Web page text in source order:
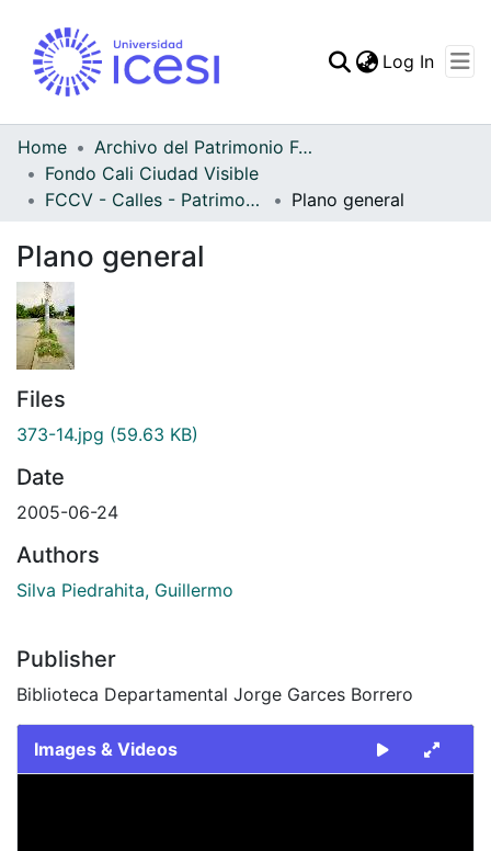
Log In
Home
Archivo del Patrimonio Fotográfico y Fílmico del Valle del Cauca
Fondo Cali Ciudad Visible
FCCV - Calles - Patrimonial
Plano general
Plano general
Files
373-14.jpg (59.63 KB)
Date
2005-06-24
Authors
Silva Piedrahita, Guillermo
Publisher
Biblioteca Departamental Jorge Garces Borrero
Images & Videos